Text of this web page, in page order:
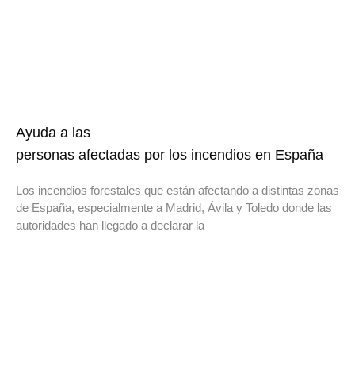
Ayuda a las
personas afectadas por los incendios en España
Los incendios forestales que están afectando a distintas zonas
de España, especialmente a Madrid, Ávila y Toledo donde las
autoridades han llegado a declarar la